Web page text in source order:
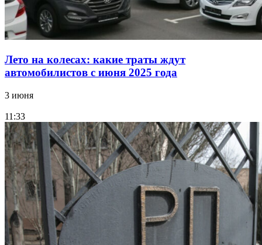
Лето на колесах: какие траты ждут
автомобилистов с июня 2025 года
3 июня
11:33